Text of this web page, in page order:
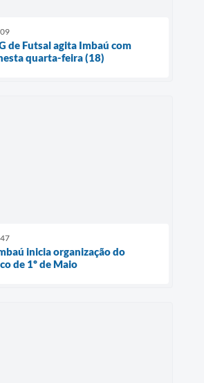
de Futsal agita Imbaú com
quarta-feira (18)
inicia organização do
de 1º de Maio